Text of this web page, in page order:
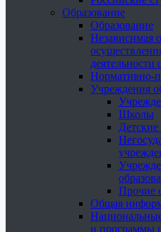
Образование
Образование
Независимая
деятельности
Нормативно-
Учреждения
Школы
Прочие
Общая
и программы